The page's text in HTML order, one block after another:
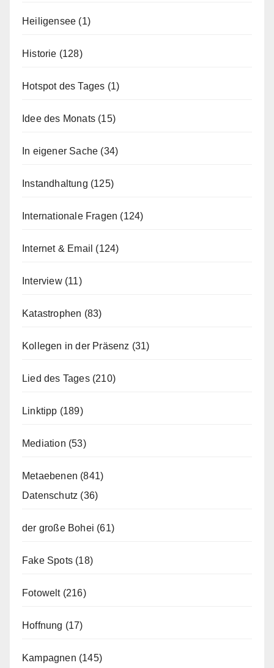
Heiligensee (1)
Historie (128)
Hotspot des Tages (1)
Idee des Monats (15)
In eigener Sache (34)
Instandhaltung (125)
Internationale Fragen (124)
Internet & Email (124)
Interview(11)
Katastrophen (83)
Kollegen in der Präsenz (31)
Lied des Tages(210)
Linktipp (189)
Mediation (53)
Metaebenen (841)
Datenschutz (36)
der große Bohei (61)
Fake Spots (18)
Fotowelt(216)
Hoffnung (17)
Kampagnen (145)